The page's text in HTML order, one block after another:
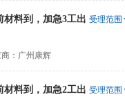
材料到，加急3工出 受理范围
：广州康辉
材料到，加急2工出 受理范围